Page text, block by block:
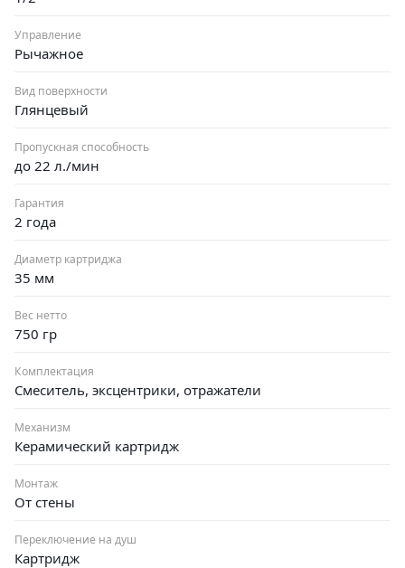
Управление
Рычажное
Вид поверхности
Глянцевый
Пропускная способность
до 22 л./мин
Гарантия
2 года
Диаметр картриджа
35 мм
Вес нетто
750 гр
Комплектация
Смеситель, эксцентрики, отражатели
Механизм
Керамический картридж
Монтаж
От стены
Переключение на душ
Картридж